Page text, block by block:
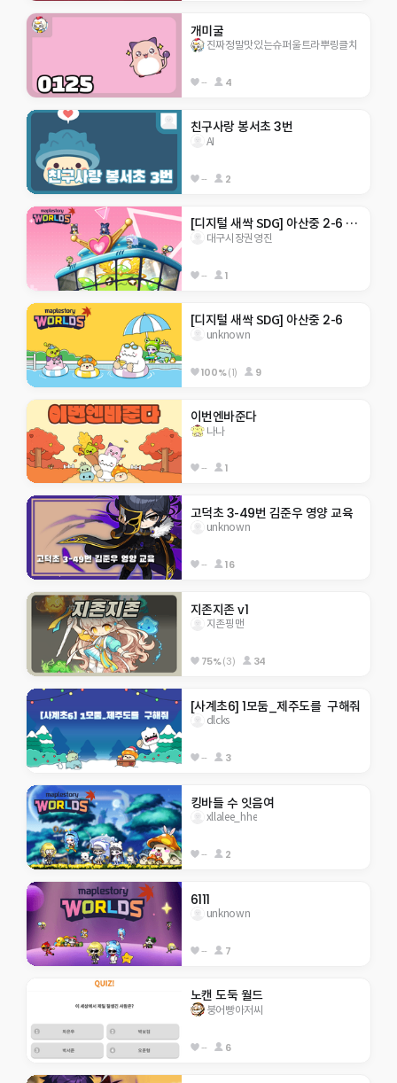
개미굴
진짜정말맛있는슈퍼울트라뿌링클치
-- 4
친구사랑 봉서초 3번
AI
-- 2
[디지털 새싹 SDG] 아산중 2-6 지구 구하기
대구시장권영진
-- 1
[디지털 새싹 SDG] 아산중 2-6
unknown
100%(1) 9
이번엔바준다
나나
-- 1
고덕초 3-49번 김준우 영양 교육
unknown
-- 16
지존지존 v1
지존핑맨
75%(3) 34
[사계초6] 1모둠_제주도를  구해줘
dlcks
-- 3
킹바들 수 잇음여
xllalee_hhe
-- 2
6111
unknown
-- 7
노캔 도둑 월드
붕어빵아저씨
-- 6